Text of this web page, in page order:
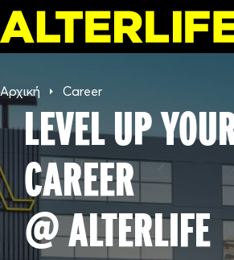
Αρχική Career
LEVEL UP
CAREER
@ ALTERLIFE